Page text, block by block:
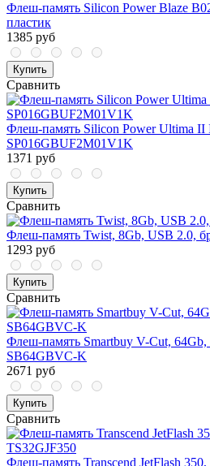
Флеш-память Silicon Power Blaze
пластик
1385 руб
Купить
Сравнить
Флеш-память Silicon Power Ultima II
SP016GBUF2M01V1K
1371 руб
Купить
Сравнить
Флеш-память Twist, 8Gb, USB 2.0,
1293 руб
Купить
Сравнить
Флеш-память Smartbuy V-Cut, 64Gb,
SB64GBVC-K
2671 руб
Купить
Сравнить
Флеш-память Transcend JetFlash